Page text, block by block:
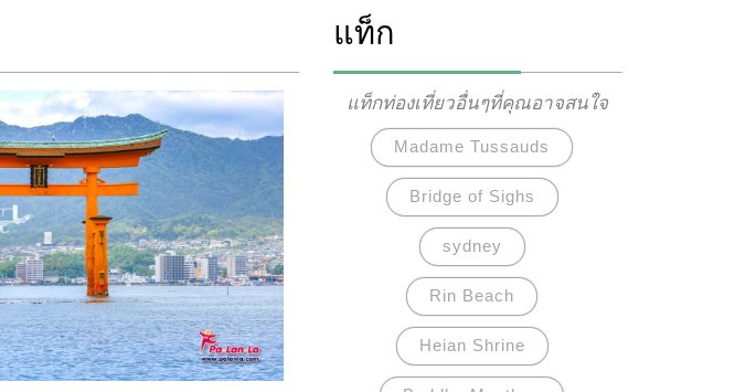
แท็ก
แท็กท่องเที่ยวอื่นๆที่คุณอาจสนใจ
Madame Tussauds
Bridge of Sighs
sydney
Rin Beach
Heian Shrine